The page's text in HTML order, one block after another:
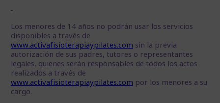
Los menores de 14 años no podrán usar los servicios
disponibles a través de
www.activafisioterapiaypilates.com sin la previa
autorización de sus padres, tutores o representantes
legales, quienes serán responsables de todos los actos
realizados a través de
www.activafisioterapiaypilates.com por los menores a su
cargo.